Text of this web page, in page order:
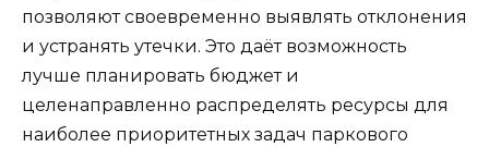
позволяют своевременно выявлять отклонения
и устранять утечки. Это даёт возможность
лучше планировать бюджет и
целенаправленно распределять ресурсы для
наиболее приоритетных задач паркового